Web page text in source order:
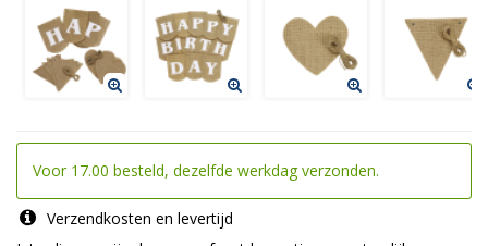
Voor 17.00 besteld, dezelfde werkdag verzonden.
Verzendkosten en levertijd